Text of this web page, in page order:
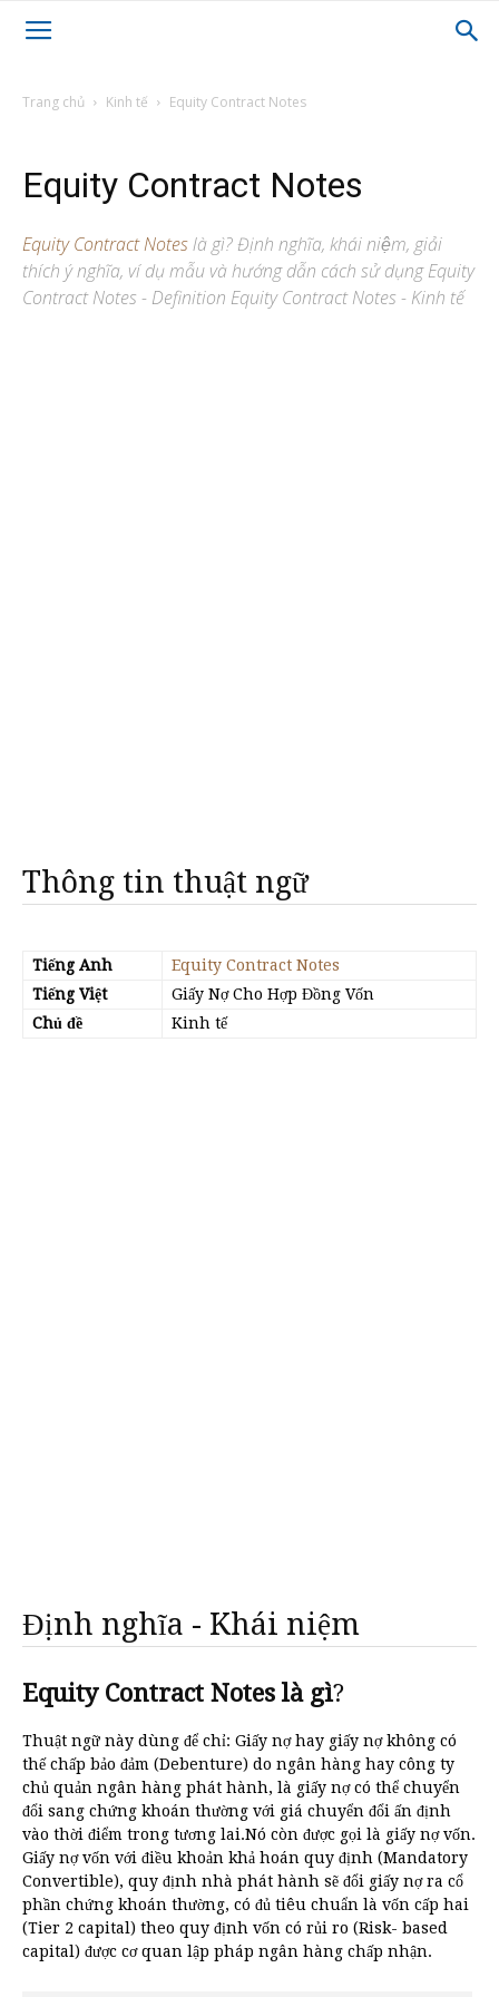
Trang chủ Kinh tế Equity Contract Notes
Equity Contract Notes
Equity Contract Noteslà gì? Định nghĩa, khái niệm, giải
thích ý nghĩa, ví dụ mẫu và hướng dẫn cách sử dụng Equity
Contract Notes - Definition Equity Contract Notes - Kinh tế
Thông tin thuật ngữ
Tiếng Anh
Equity Contract Notes
Tiếng Việt
Giấy Nợ Cho Hợp Đồng Vốn
Chủ đề
Kinh tế
Định nghĩa - Khái niệm
Equity Contract Notes là gì?
Thuật ngữ này dùng để chỉ: Giấy nợ hay giấy nợ không có
thế chấp bảo đảm (Debenture) do ngân hàng hay công ty
chủ quản ngân hàng phát hành, là giấy nợ có thể chuyển
đổi sang chứng khoán thường với giá chuyển đổi ấn định
vào thời điểm trong tương lai.Nó còn được gọi là giấy nợ vốn.
Giấy nợ vốn với điều khoản khả hoán quy định (Mandatory
Convertible), quy định nhà phát hành sẽ đổi giấy nợ ra cổ
phần chứng khoán thường, có đủ tiêu chuẩn là vốn cấp hai
(Tier 2 capital) theo quy định vốn có rủi ro (Risk- based
capital) được cơ quan lập pháp ngân hàng chấp nhận.